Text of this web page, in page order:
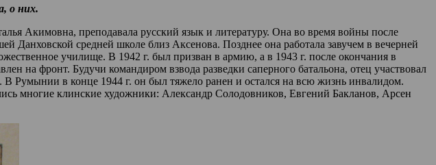
о них.
Акимовна, преподавала русский язык и литературу. Она во время войны после
Данховской средней школе близ Аксенова. Позднее она работала завучем в вечерней
училище. В 1942 г. был призван в армию, а в 1943 г. после окончания в
на фронт. Будучи командиром взвода разведки саперного батальона, отец участвовал
в конце 1944 г. он был тяжело ранен и остался на всю жизнь инвалидом.
многие клинские художники: Александр Солодовников, Евгений Бакланов, Арсен